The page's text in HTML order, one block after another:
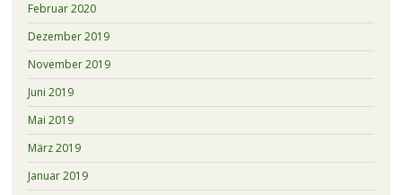
Februar 2020
Dezember 2019
November 2019
Juni 2019
Mai 2019
März 2019
Januar 2019